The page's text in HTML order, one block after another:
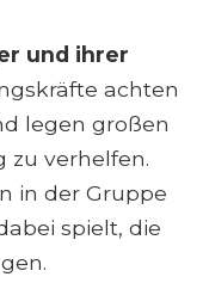
und ihrer
achten
legen großen
zu verhelfen.
in der Gruppe
spielt, die